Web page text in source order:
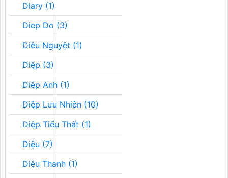
Diary (1)
Diep Do (3)
Diêu Nguyệt (1)
Diệp (3)
Diệp Anh (1)
Diệp Lưu Nhiên (10)
Diệp Tiểu Thất (1)
Diệu (7)
Diệu Thanh (1)